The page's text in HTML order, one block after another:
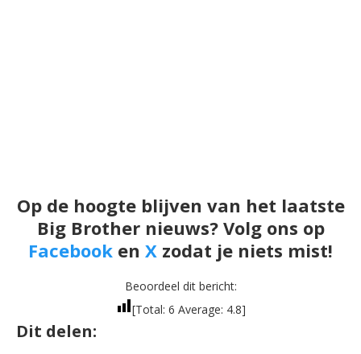
Op de hoogte blijven van het laatste
Big Brother nieuws? Volg ons op
Facebook en X zodat je niets mist!
Beoordeel dit bericht:
[Total: 6 Average: 4.8]
Dit delen: